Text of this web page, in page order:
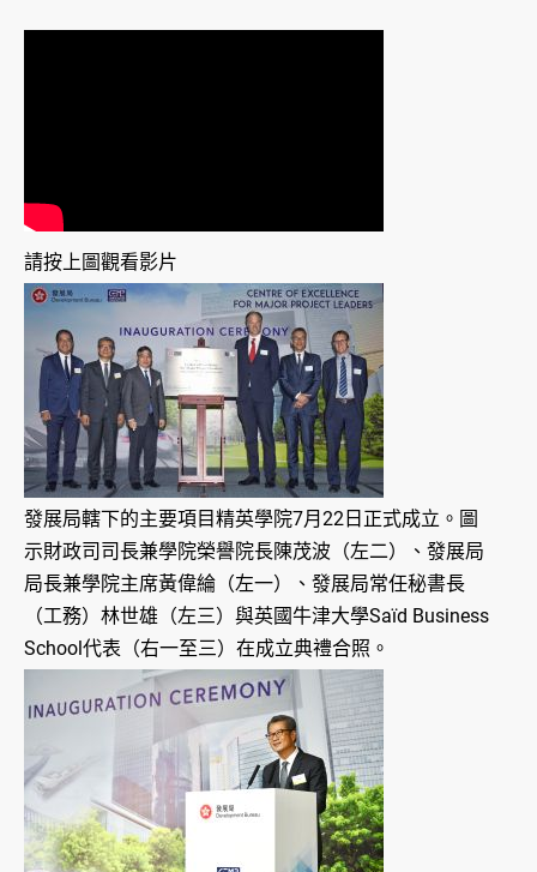
請按上圖觀看影片
發展局轄下的主要項目精英學院7月22日正式成立。圖
示財政司司長兼學院榮譽院長陳茂波（左二）、發展局
局長兼學院主席黃偉綸（左一）、發展局常任秘書長
（工務）林世雄（左三）與英國牛津大學Saïd Business
School代表（右一至三）在成立典禮合照。